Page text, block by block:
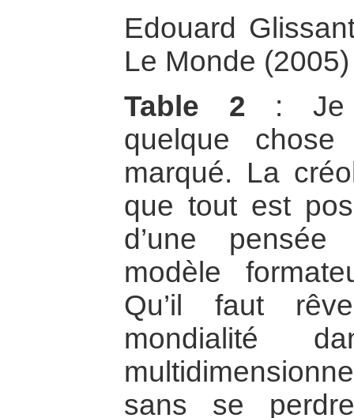
Edouard
Le Monde (2005)
Table 2 : Je
quelque chose
marqué. La
que tout est
d’une pensée
modèle
Qu’il faut
mondialité
sans se